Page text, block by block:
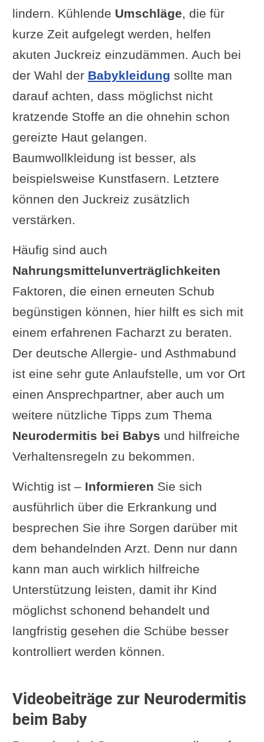
lindern. Kühlende Umschläge, die für
kurze Zeit aufgelegt werden, helfen
akuten Juckreiz einzudämmen. Auch bei
der Wahl der Babykleidung sollte man
darauf achten, dass möglichst nicht
kratzende Stoffe an die ohnehin schon
gereizte Haut gelangen.
Baumwollkleidung ist besser, als
beispielsweise Kunstfasern. Letztere
können den Juckreiz zusätzlich
verstärken.
Häufig sind auch
Nahrungsmittelunverträglichkeiten
Faktoren, die einen erneuten Schub
begünstigen können, hier hilft es sich mit
einem erfahrenen Facharzt zu beraten.
Der deutsche Allergie- und Asthmabund
ist eine sehr gute Anlaufstelle, um vor Ort
einen Ansprechpartner, aber auch um
weitere nützliche Tipps zum Thema
Neurodermitis bei Babys und hilfreiche
Verhaltensregeln zu bekommen.
Wichtig ist – Informieren Sie sich
ausführlich über die Erkrankung und
besprechen Sie ihre Sorgen darüber mit
dem behandelnden Arzt. Denn nur dann
kann man auch wirklich hilfreiche
Unterstützung leisten, damit ihr Kind
möglichst schonend behandelt und
langfristig gesehen die Schübe besser
kontrolliert werden können.
Videobeiträge zur Neurodermitis
beim Baby